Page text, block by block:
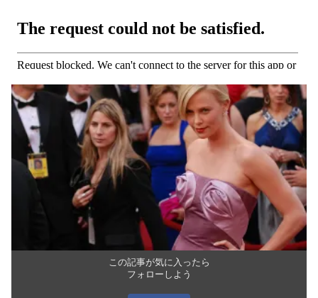
この記事が気に入ったら
フォローしよう